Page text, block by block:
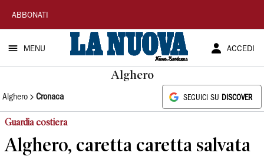
La
Nuova
Sardegna
ABBONATI
MENU ACCEDI
Alghero
Alghero Cronaca SEGUICI SU DISCOVER
Guardia costiera
Alghero, caretta caretta salvata